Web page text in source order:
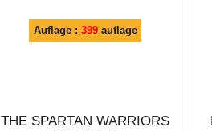
Auflage : 399auflage
THE SPARTAN WARRIORS